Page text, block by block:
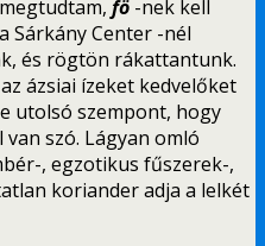
fö -nek kell
Sárkány Center -nél
és rögtön rákattantunk.
ázsiai ízeket kedvelőket
utolsó szempont, hogy
szó. Lágyan omló
, egzotikus fűszerek-,
koriander adja a lelkét